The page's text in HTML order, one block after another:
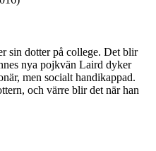
sin dotter på college. Det blir
nya pojkvän Laird dyker
men socialt handikappad.
och värre blir det när han